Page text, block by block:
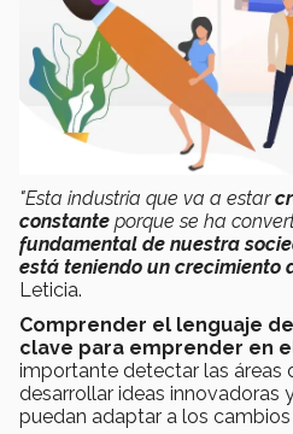
"Esta industria que va a estar
constante porque se ha
fundamental de nuestra
está teniendo un crecimiento
Leticia.
Comprender el lenguaje
clave para emprender en
importante detectar las áreas
desarrollar ideas innovadoras
puedan adaptar a los